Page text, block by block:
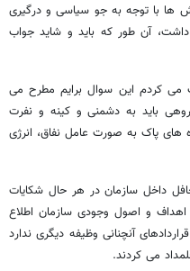
ها با توجه به جو سیاسی و درگیری
آن طور که باید و شاید جواب
کردم این سوال برایم مطرح می
باید به دشمنی و کینه و نفرت
های پاک به صورت عامل نفاق، انرژی
داخل سازمان در هر حال شکایات
و اصول وجودی سازمان اطلاع
آنچنانی وظیفه دیگری ندارد
می کردند.